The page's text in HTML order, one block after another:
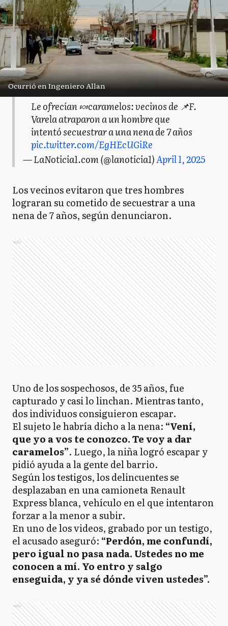
Ocurrió en Ingeniero Allan
Le ofrecían 🍬caramelos: vecinos de 📌F.
Varela atraparon a un hombre que
intentó secuestrar a una nena de 7 años
pic.twitter.com/EgHEcUGiRe
— LaNoticia1.com (@lanoticia1)April 1, 2025
Los vecinos evitaron que tres hombres
lograran su cometido de secuestrar a una
nena de 7 años, según denunciaron.
Ads
Uno de los sospechosos, de 35 años, fue
capturado y casi lo linchan. Mientras tanto,
dos individuos consiguieron escapar.
El sujeto le habría dicho a la nena: “Vení,
que yo a vos te conozco. Te voy a dar
caramelos”. Luego, la niña logró escapar y
pidió ayuda a la gente del barrio.
Según los testigos, los delincuentes se
desplazaban en una camioneta Renault
Express blanca, vehículo en el que intentaron
forzar a la menor a subir.
En uno de los videos, grabado por un testigo,
el acusado aseguró: “Perdón, me confundí,
pero igual no pasa nada. Ustedes no me
conocen a mí. Yo entro y salgo
enseguida, y ya sé dónde viven ustedes”.
Ads